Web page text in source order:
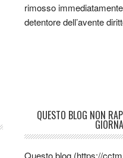
rimosso
detentore dell’avente
QUESTO BLOG NON
Questo blog (https://